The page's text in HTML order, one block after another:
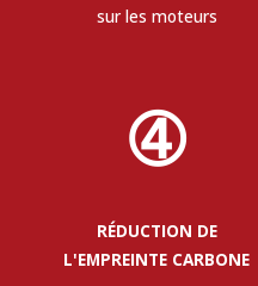
sur les moteurs
➃
RÉDUCTION DE
L'EMPREINTE CARBONE